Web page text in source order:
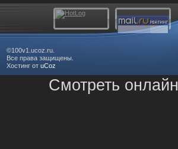
©100v1.ucoz.ru.
Все права защищены.
Хостинг от uCoz
Смотреть онлайн